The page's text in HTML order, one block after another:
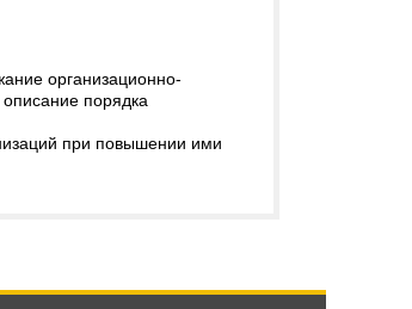
организационно-
описание порядка
при повышении ими